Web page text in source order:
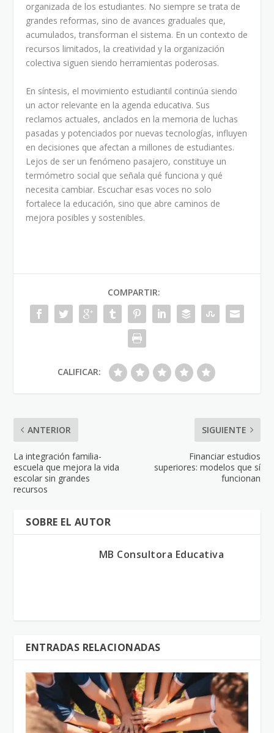
organizada de los estudiantes. No siempre se trata de
grandes reformas, sino de avances graduales que,
acumulados, transforman el sistema. En un contexto de
recursos limitados, la creatividad y la organización
colectiva siguen siendo herramientas poderosas.
En síntesis, el movimiento estudiantil continúa siendo
un actor relevante en la agenda educativa. Sus
reclamos actuales, anclados en la memoria de luchas
pasadas y potenciados por nuevas tecnologías, influyen
en decisiones que afectan a millones de estudiantes.
Lejos de ser un fenómeno pasajero, constituye un
termómetro social que señala qué funciona y qué
necesita cambiar. Escuchar esas voces no solo
fortalece la educación, sino que abre caminos de
mejora posibles y sostenibles.
COMPARTIR:
CALIFICAR:
ANTERIOR
La integración familia-
escuela que mejora la vida
escolar sin grandes
recursos
SIGUIENTE
Financiar estudios
superiores: modelos que sí
funcionan
SOBRE EL AUTOR
MB Consultora Educativa
ENTRADAS RELACIONADAS